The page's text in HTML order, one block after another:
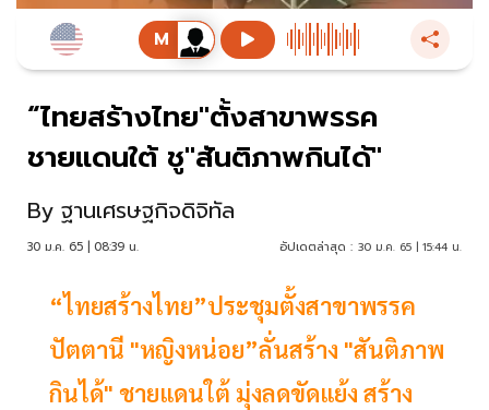
“ไทยสร้างไทย"ตั้งสาขาพรรค
ชายแดนใต้ ชู"สันติภาพกินได้"
By ฐานเศรษฐกิจดิจิทัล
30 ม.ค. 65 | 08:39 น. อัปเดตล่าสุด : 30 ม.ค. 65 | 15:44 น.
“ไทยสร้างไทย”ประชุมตั้งสาขาพรรค
ปัตตานี "หญิงหน่อย”ลั่นสร้าง "สันติภาพ
กินได้" ชายแดนใต้ มุ่งลดขัดแย้ง สร้าง